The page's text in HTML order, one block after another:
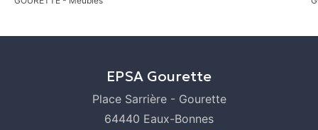
EPSA Gourette
Place Sarrière - Gourette
64440 Eaux-Bonnes